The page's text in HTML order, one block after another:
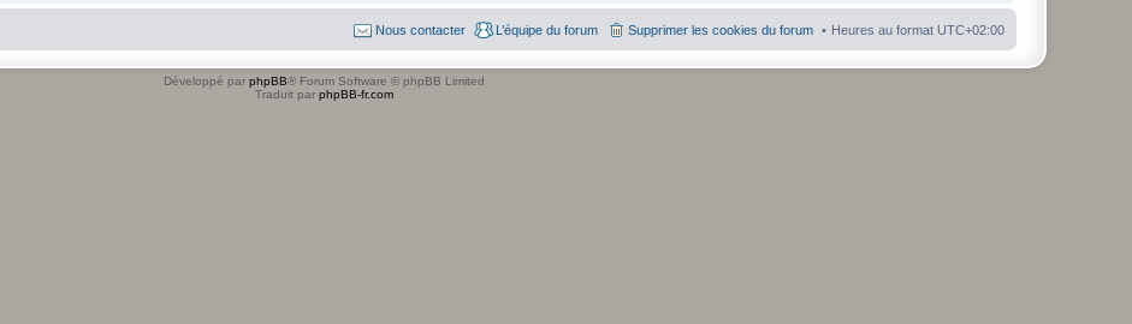
Heures au format UTC+02:00
Supprimer les cookies du forum
L’équipe du forum
Nous contacter
Développé par phpBB® Forum Software © phpBB Limited
Traduit par phpBB-fr.com